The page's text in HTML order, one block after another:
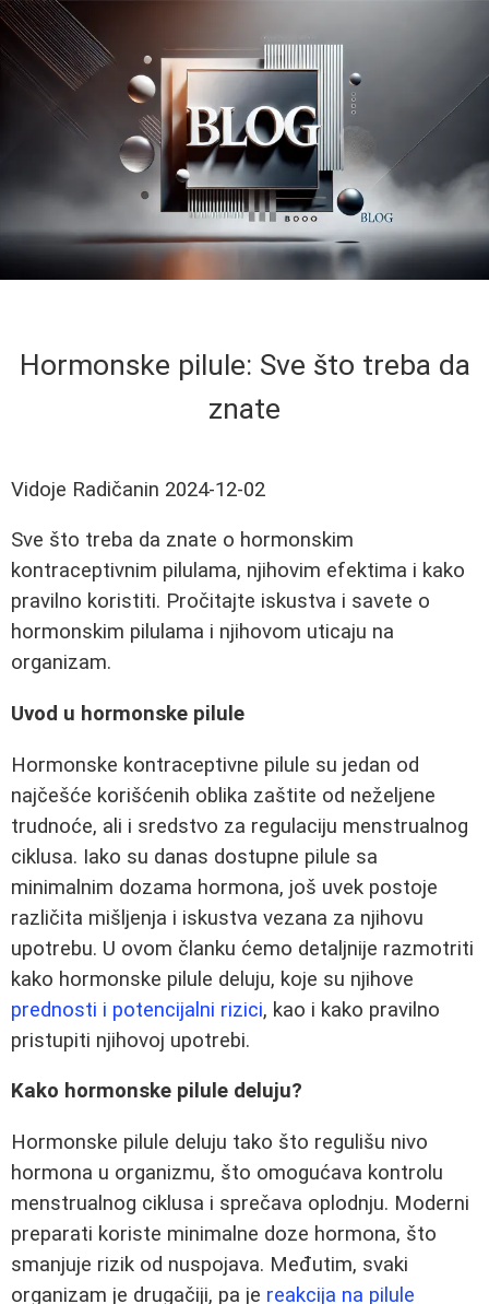
Hormonske pilule: Sve što treba da
znate
Vidoje Radičanin 2024-12-02
Sve što treba da znate o hormonskim
kontraceptivnim pilulama, njihovim efektima i kako
pravilno koristiti. Pročitajte iskustva i savete o
hormonskim pilulama i njihovom uticaju na
organizam.
Uvod u hormonske pilule
Hormonske kontraceptivne pilule su jedan od
najčešće korišćenih oblika zaštite od neželjene
trudnoće, ali i sredstvo za regulaciju menstrualnog
ciklusa. Iako su danas dostupne pilule sa
minimalnim dozama hormona, još uvek postoje
različita mišljenja i iskustva vezana za njihovu
upotrebu. U ovom članku ćemo detaljnije razmotriti
kako hormonske pilule deluju, koje su njihove
prednosti i potencijalni rizici, kao i kako pravilno
pristupiti njihovoj upotrebi.
Kako hormonske pilule deluju?
Hormonske pilule deluju tako što regulišu nivo
hormona u organizmu, što omogućava kontrolu
menstrualnog ciklusa i sprečava oplodnju. Moderni
preparati koriste minimalne doze hormona, što
smanjuje rizik od nuspojava. Međutim, svaki
organizam je drugačiji, pa je reakcija na pilule